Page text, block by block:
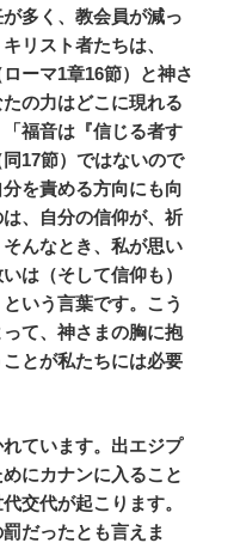
多く、教会員が減っ
リスト者たちは、
ーマ1章16節）と神さ
の力はどこに現れる
福音は『信じる者す
17節）ではないので
を責める方向にも向
、自分の信仰が、祈
んなとき、私が思い
は（そして信仰も）
いう言葉です。こう
て、神さまの胸に抱
とが私たちには必要
ています。出エジプ
にカナンに入ること
交代が起こります。
だったとも言えま